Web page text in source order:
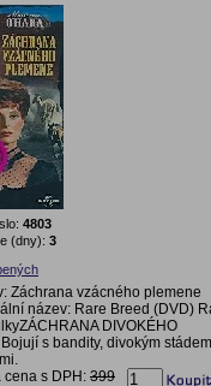
4803
(dny): 3
Záchrana vzácného plemene
název: Rare Breed (DVD)
DIVOKÉHO
s bandity, divokým
cena s DPH: 399